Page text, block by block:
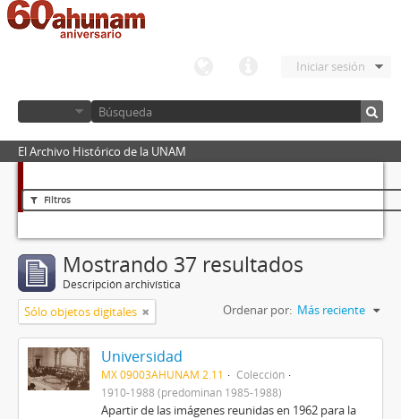
Iniciar sesión
El Archivo Histórico de la UNAM
Filtros
Mostrando 37 resultados
Descripción archivística
Sólo objetos digitales Ordenar por: Más reciente
Universidad
MX 09003AHUNAM 2.11
Colección
1910-1988 (predominan 1985-1988)
Apartir de las imágenes reunidas en 1962 para la